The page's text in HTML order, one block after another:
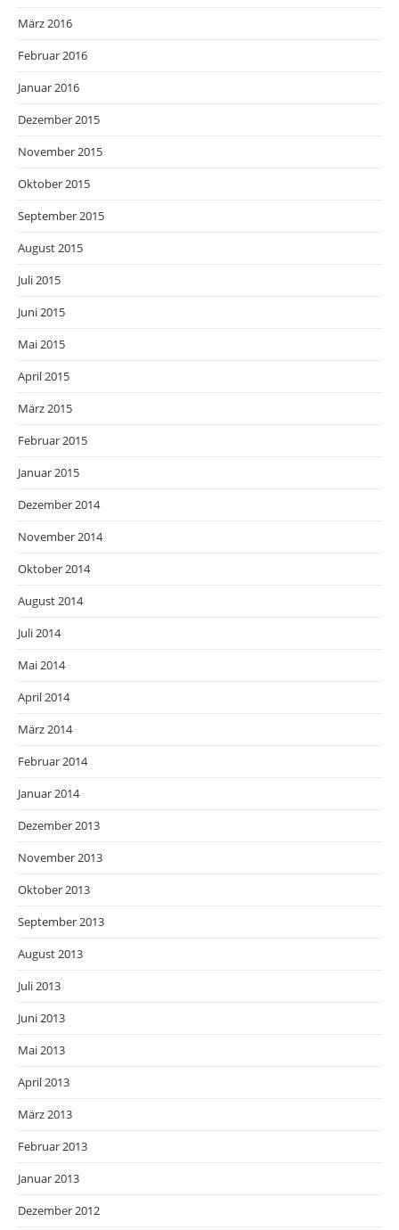
März 2016
Februar 2016
Januar 2016
Dezember 2015
November 2015
Oktober 2015
September 2015
August 2015
Juli 2015
Juni 2015
Mai 2015
April 2015
März 2015
Februar 2015
Januar 2015
Dezember 2014
November 2014
Oktober 2014
August 2014
Juli 2014
Mai 2014
April 2014
März 2014
Februar 2014
Januar 2014
Dezember 2013
November 2013
Oktober 2013
September 2013
August 2013
Juli 2013
Juni 2013
Mai 2013
April 2013
März 2013
Februar 2013
Januar 2013
Dezember 2012